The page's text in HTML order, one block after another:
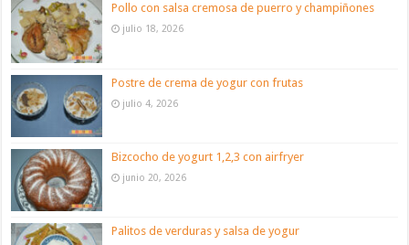
Pollo con salsa cremosa de puerro y champiñones
julio 18, 2026
Postre de crema de yogur con frutas
julio 4, 2026
Bizcocho de yogurt 1,2,3 con airfryer
junio 20, 2026
Palitos de verduras y salsa de yogur